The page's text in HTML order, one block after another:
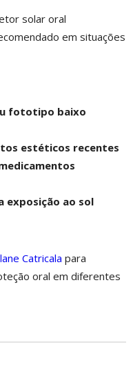
solar oral
em situações
fototipo baixo
estéticos recentes
exposição ao sol
Catricala para
oral em diferentes